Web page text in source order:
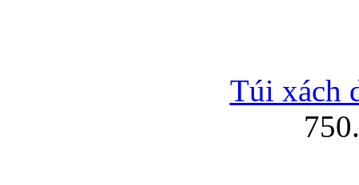
Túi xách